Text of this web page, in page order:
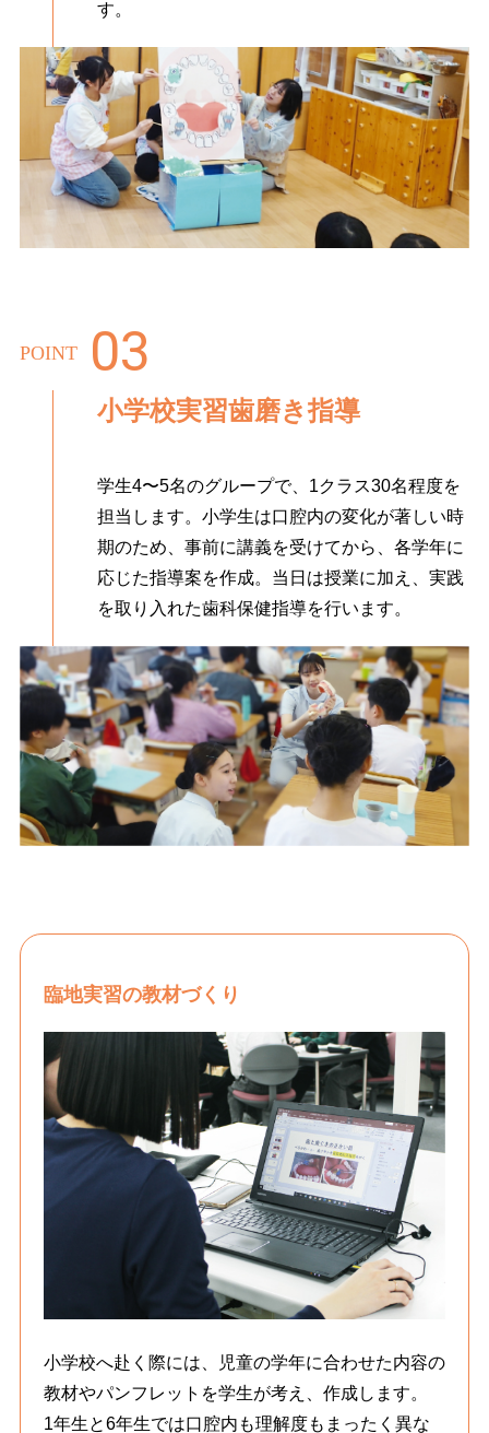
す。
POINT
小学校実習歯磨き指導
学生4〜5名のグループで、1クラス30名程度を
担当します。小学生は口腔内の変化が著しい時
期のため、事前に講義を受けてから、各学年に
応じた指導案を作成。当日は授業に加え、実践
を取り入れた歯科保健指導を行います。
臨地実習の教材づくり
小学校へ赴く際には、児童の学年に合わせた内容の
教材やパンフレットを学生が考え、作成します。
1年生と6年生では口腔内も理解度もまったく異な